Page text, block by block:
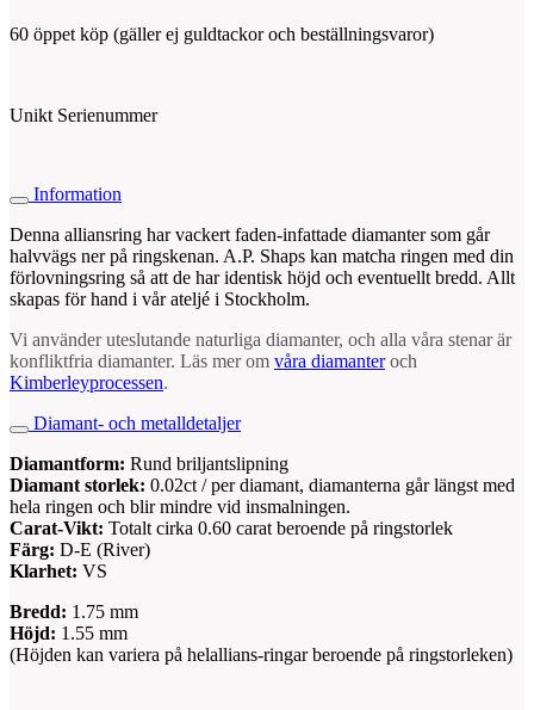
60 öppet köp (gäller ej guldtackor och beställningsvaror)
Unikt Serienummer
Information
Denna alliansring har vackert faden-infattade diamanter som går
halvvägs ner på ringskenan. A.P. Shaps kan matcha ringen med din
förlovningsring så att de har identisk höjd och eventuellt bredd. Allt
skapas för hand i vår ateljé i Stockholm.
Vi använder uteslutande naturliga diamanter, och alla våra stenar är
konfliktfria diamanter. Läs mer om våra diamanteroch
Kimberleyprocessen.
Diamant- och metalldetaljer
Diamantform: Rund briljantslipning
Diamant storlek: 0.02ct / per diamant, diamanterna går längst med
hela ringen och blir mindre vid insmalningen.
Carat-Vikt: Totalt cirka 0.60 carat beroende på ringstorlek
Färg: D-E (River)
Klarhet: VS
Bredd: 1.75 mm
Höjd: 1.55 mm
(Höjden kan variera på helallians-ringar beroende på ringstorleken)